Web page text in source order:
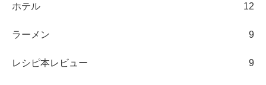
ホテル 12
ラーメン 9
レシピ本レビュー 9